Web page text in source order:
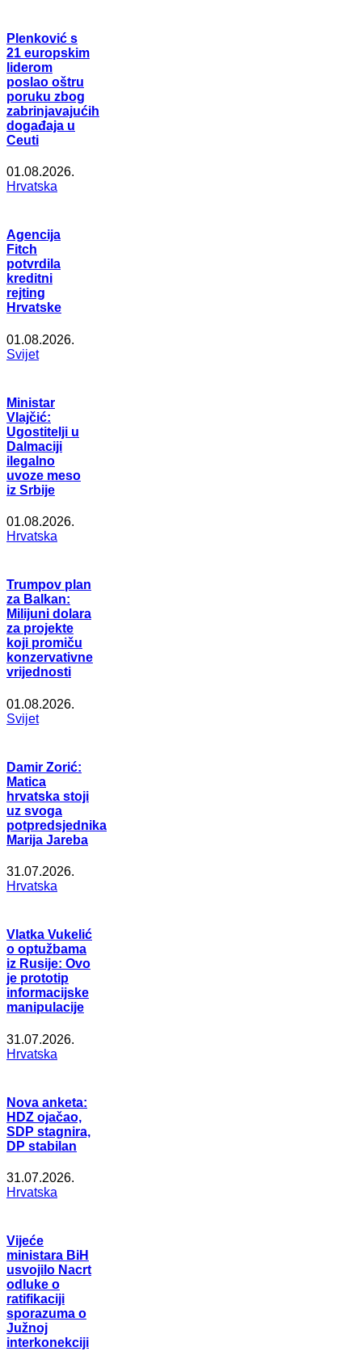
Plenković s
21 europskim
liderom
poslao oštru
poruku zbog
zabrinjavajućih
događaja u
Ceuti
01.08.2026.
Hrvatska
Agencija
Fitch
potvrdila
kreditni
rejting
Hrvatske
01.08.2026.
Svijet
Ministar
Vlajčić:
Ugostitelji u
Dalmaciji
ilegalno
uvoze meso
iz Srbije
01.08.2026.
Hrvatska
Trumpov plan
za Balkan:
Milijuni dolara
za projekte
koji promiču
konzervativne
vrijednosti
01.08.2026.
Svijet
Damir Zorić:
Matica
hrvatska stoji
uz svoga
potpredsjednika
Marija Jareba
31.07.2026.
Hrvatska
Vlatka Vukelić
o optužbama
iz Rusije: Ovo
je prototip
informacijske
manipulacije
31.07.2026.
Hrvatska
Nova anketa:
HDZ ojačao,
SDP stagnira,
DP stabilan
31.07.2026.
Hrvatska
Vijeće
ministara BiH
usvojilo Nacrt
odluke o
ratifikaciji
sporazuma o
Južnoj
interkonekciji